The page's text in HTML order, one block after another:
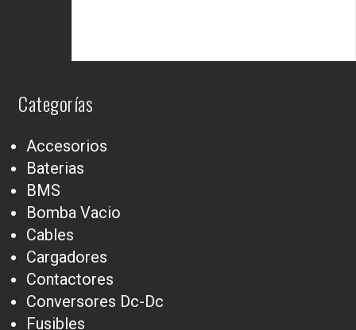
Categorías
Accesorios
Baterias
BMS
Bomba Vacio
Cables
Cargadores
Contactores
Conversores Dc-Dc
Fusibles